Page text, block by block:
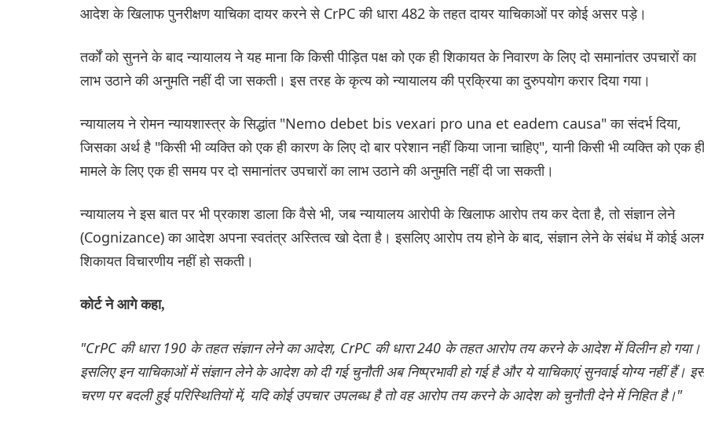
आदेश के खिलाफ पुनरीक्षण याचिका दायर करने से CrPC की धारा 482 के तहत दायर याचिकाओं पर कोई असर पड़े।
तर्कों को सुनने के बाद न्यायालय ने यह माना कि किसी पीड़ित पक्ष को एक ही शिकायत के निवारण के लिए दो समानांतर उपचारों का
लाभ उठाने की अनुमति नहीं दी जा सकती। इस तरह के कृत्य को न्यायालय की प्रक्रिया का दुरुपयोग करार दिया गया।
न्यायालय ने रोमन न्यायशास्त्र के सिद्धांत "Nemo debet bis vexari pro una et eadem causa" का संदर्भ दिया,
जिसका अर्थ है "किसी भी व्यक्ति को एक ही कारण के लिए दो बार परेशान नहीं किया जाना चाहिए", यानी किसी भी व्यक्ति को एक ही
मामले के लिए एक ही समय पर दो समानांतर उपचारों का लाभ उठाने की अनुमति नहीं दी जा सकती।
न्यायालय ने इस बात पर भी प्रकाश डाला कि वैसे भी, जब न्यायालय आरोपी के खिलाफ आरोप तय कर देता है, तो संज्ञान लेने
(Cognizance) का आदेश अपना स्वतंत्र अस्तित्व खो देता है। इसलिए आरोप तय होने के बाद, संज्ञान लेने के संबंध में कोई
शिकायत विचारणीय नहीं हो सकती।
कोर्ट ने आगे कहा,
"CrPC की धारा 190 के तहत संज्ञान लेने का आदेश, CrPC की धारा 240 के तहत आरोप तय करने के आदेश में विलीन हो गया।
इसलिए इन याचिकाओं में संज्ञान लेने के आदेश को दी गई चुनौती अब निष्प्रभावी हो गई है और ये याचिकाएं सुनवाई योग्य नहीं हैं।
चरण पर बदली हुई परिस्थितियों में, यदि कोई उपचार उपलब्ध है तो वह आरोप तय करने के आदेश को चुनौती देने में निहित है।"